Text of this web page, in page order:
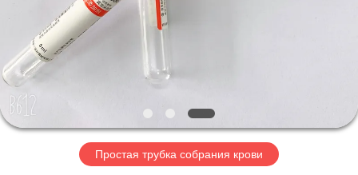
ПРОВЕРКА
КАЧЕСТВА
СВЯЖИТЕСЬ
МЫ
Простая трубка собрания крови